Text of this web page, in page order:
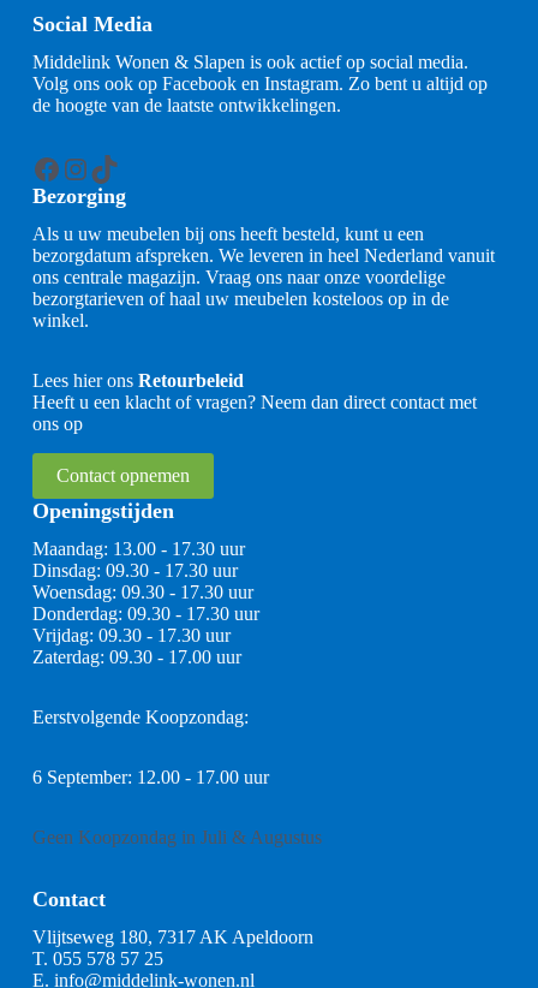
Social Media
Middelink Wonen & Slapen is ook actief op social media.
Volg ons ook op Facebook en Instagram. Zo bent u altijd op
de hoogte van de laatste ontwikkelingen.
Facebook
Instagram
TikTok
Bezorging
Als u uw meubelen bij ons heeft besteld, kunt u een
bezorgdatum afspreken. We leveren in heel Nederland vanuit
ons centrale magazijn. Vraag ons naar onze voordelige
bezorgtarieven of haal uw meubelen kosteloos op in de
winkel.
Lees hier ons Retourbeleid
Heeft u een klacht of vragen? Neem dan direct contact met
ons op
Contact opnemen
Openingstijden
Maandag: 13.00 - 17.30 uur
Dinsdag: 09.30 - 17.30 uur
Woensdag: 09.30 - 17.30 uur
Donderdag: 09.30 - 17.30 uur
Vrijdag: 09.30 - 17.30 uur
Zaterdag: 09.30 - 17.00 uur
Eerstvolgende Koopzondag:
6 September: 12.00 - 17.00 uur
Geen Koopzondag in Juli & Augustus
Contact
Vlijtseweg 180, 7317 AK Apeldoorn
T. 055 578 57 25
E. info@middelink-wonen.nl